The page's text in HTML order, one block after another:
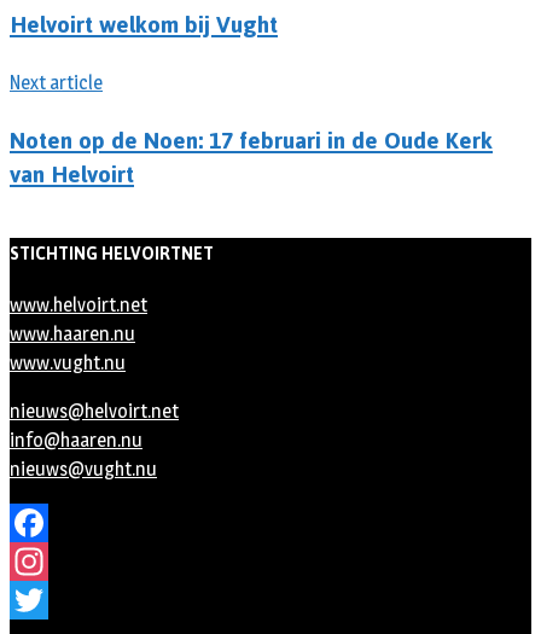
Helvoirt welkom bij Vught
Next article
Noten op de Noen: 17 februari in de Oude Kerk
van Helvoirt
STICHTING HELVOIRTNET
www.helvoirt.net
www.haaren.nu
www.vught.nu
nieuws@helvoirt.net
info@haaren.nu
nieuws@vught.nu
Facebook
Instagram